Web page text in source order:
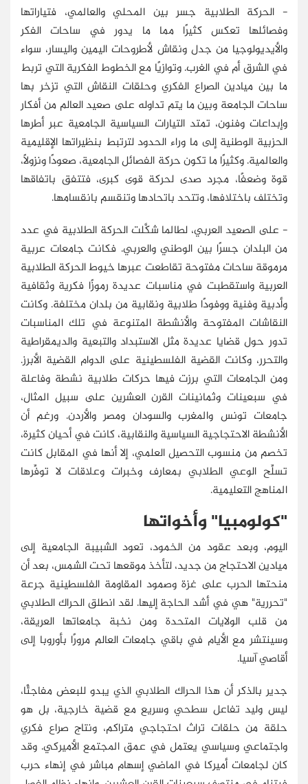
- الحركة الطلابية جسر بين المحلي والعالمي، فتياراتها
وفصائلها تعكس كثيرًا مما ما يدور في ساحات الفكر
والأيديولوجيا من جدل ونقاش لأطروحات اليمين واليسار، سواء
في الشرق أم في الغرب. وتوازيًا مع الخطوط الفكرية التي تربط
ما بين ميادين الصراع الفكري وحلقات النقاش التي تزخر بها
ساحات الجامعة وبين ما يتم تداوله على صعيد العالم من أفكار
وإبداعات وفنون، تمتد التيارات السياسية الجامعية عبر أطرها
الحزبية الوطنية إلى ما وراء الحدود لترتبط بنظيراتها الإقليمية
والعالمية. وكثيرًا ما تكون حركة الفصائل الجامعية، صعودًا ونزولًا،
قوة وضعفًا، مجرد صدى لحركة قوى كبرى، فتتفق باتفاقها
وتختلف باختلافها، وتتحد باتحادها وتنقسم بانقسامها.
- على الصعيد العربي، لطالما شكَّلت الحركة الطلابية في عدد
من البلدان جسرًا بين الوطني والعربي. فكانت جامعات عربية
مرموقة ساحات مفتوحة تقاطعت عبرها خيوط الحركة الطلابية
العربية واستقطبت في مناسبات عديدة رموزًا فكرية وثقافية
وأدبية وفنية ووفودًا طلابية ونقابية من بلدان مختلفة. وكانت
النقاشات المفتوحة والأنشطة المتنوعة في تلك المناسبات
تدور حول قضايا عديدة مثل الاستبداد والتبعية والديمقراطية
والتحرر، وكانت القضية الفلسطينية على الدوام القضية الأبرز.
ومن الجامعات التي برزت فيها حركات طلابية نشطة وفاعلة
في سبعينات وثمانينات القرن العشرين على سبيل المثال،
جامعات تونس والمغرب والسودان ومصر والأردن. ورغم أن
الأنشطة الاحتجاجية السياسية والنقابية، كانت في أحيان كثيرة،
تخصم من منسوب التحصيل العلمي، إلا أنها في المقابل كانت
تسلِّح الوعي الطلابي بمعارف وخبرات وعلاقات لا توفِّرها
المناهج التعليمية.
"كولومبيا" وأخواتها
اليوم، وبعد عقود من الخمود، تعود الشبيبة الجامعية إلى
ميادين الاحتجاج من جديد، لتأخذ موقعها تحت الشمس، بعد أن
منحتها الحرب على غزة وصمود المقاومة الفلسطينية جرعة
"تحررية" هي في أشد الحاجة إليها. لقد انطلق الحراك الطلابي
من قلب الولايات المتحدة ومن نخبة جامعاتها العريقة،
وسينتشر مع الأيام في باقي جامعات العالم مرورًا بأوروبا إلى
أقاصي آسيا.
جدير بالذكر أن هذا الحراك الطلابي الذي يبدو للبعض مفاجئًا،
ليس وليد تفاعل سطحي وسريع مع قضية خارجية، بل هو
حلقة من حلقات تراث احتجاجي متراكم، ونتاج صراع فكري
واجتماعي وسياسي يعتمل في عمق المجتمع الأميركي. وقد
كان لجامعات أميركا في الماضي إسهام مباشر في إنهاء حرب